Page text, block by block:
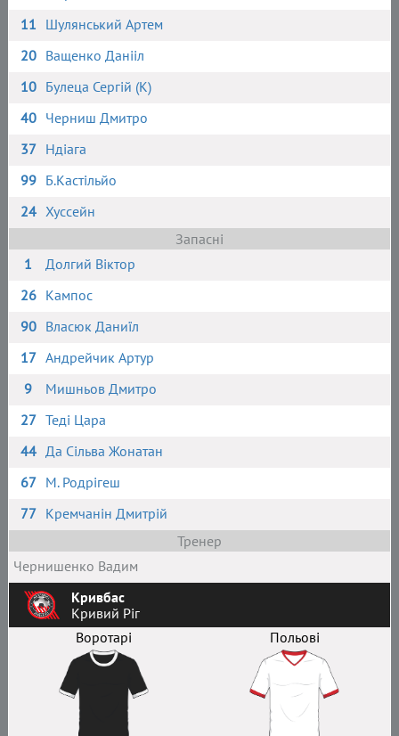
11 Шулянський Артем
20 Ващенко Данііл
10 Булеца Сергій (К)
40 Черниш Дмитро
37 Ндіага
99 Б.Кастільйо
24 Хуссейн
Запасні
1
Долгий Віктор
26 Кампос
90 Власюк Даниїл
17 Андрейчик Артур
9
Мишньов Дмитро
27 Теді Цара
44 Да Сільва Жонатан
67 М. Родрігеш
77 Кремчанін Дмитрій
Тренер
Чернишенко Вадим
Кривбас
Кривий Ріг
Воротарі
Польові